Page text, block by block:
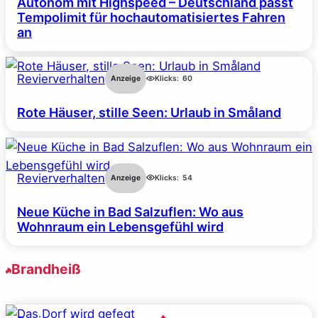
Tempolimit für hochautomatisiertes Fahren
an
Revierverhalten Anzeige Klicks: 60
Rote Häuser, stille Seen: Urlaub in Småland
Revierverhalten Anzeige Klicks: 54
Neue Küche in Bad Salzuflen: Wo aus
Wohnraum ein Lebensgefühl wird
Brandheiß